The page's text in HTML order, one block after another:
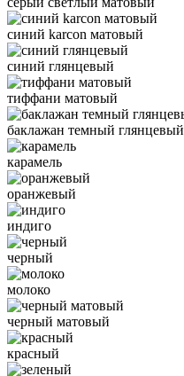
синий karcon матовый
синий глянцевый
тиффани матовый
баклажан темный глянцевый
карамель
оранжевый
индиго
черный
молоко
черный матовый
красный